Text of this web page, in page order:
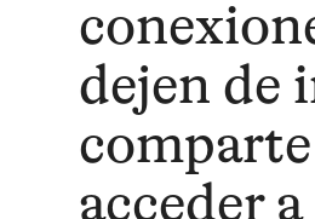
dejen de
acceder